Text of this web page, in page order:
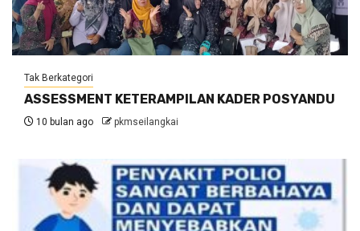
Tak Berkategori
ASSESSMENT KETERAMPILAN KADER POSYANDU
10 bulan ago pkmseilangkai